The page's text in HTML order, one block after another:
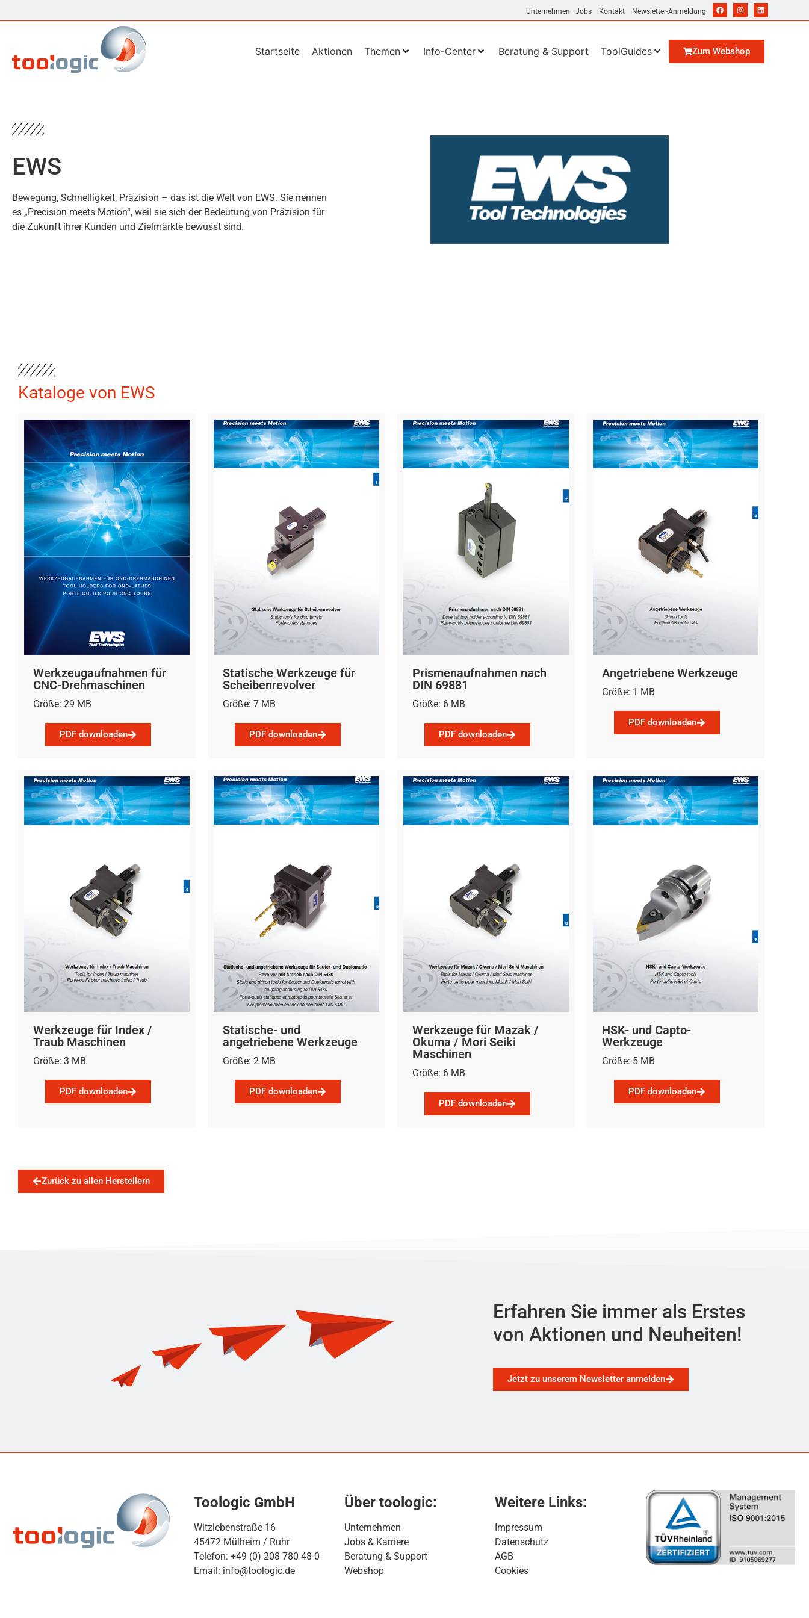
Unternehmen Jobs Kontakt Newsletter-Anmeldung
Startseite Aktionen Themen Info-Center Beratung & Support ToolGuides Zum Webshop
EWS
Bewegung, Schnelligkeit, Präzision – das ist die Welt von EWS. Sie nennen
es „Precision meets Motion“, weil sie sich der Bedeutung von Präzision für
die Zukunft ihrer Kunden und Zielmärkte bewusst sind.
Kataloge von EWS
Werkzeugaufnahmen für
CNC-Drehmaschinen
Größe: 29 MB
PDF downloaden
Statische Werkzeuge für
Scheibenrevolver
Größe: 7 MB
PDF downloaden
Prismenaufnahmen nach
DIN 69881
Größe: 6 MB
PDF downloaden
Angetriebene Werkzeuge
Größe: 1 MB
PDF downloaden
Werkzeuge für Index /
Traub Maschinen
Größe: 3 MB
PDF downloaden
Statische- und
angetriebene Werkzeuge
Größe: 2 MB
PDF downloaden
Werkzeuge für Mazak /
Okuma / Mori Seiki
Maschinen
Größe: 6 MB
PDF downloaden
HSK- und Capto-
Werkzeuge
Größe: 5 MB
PDF downloaden
Zurück zu allen Herstellern
Erfahren Sie immer als Erstes
von Aktionen und Neuheiten!
Jetzt zu unserem Newsletter anmelden
Toologic GmbH
Witzlebenstraße 16
45472 Mülheim / Ruhr
Telefon: +49 (0) 208 780 48-0
Email: info@toologic.de
Über toologic:
Unternehmen
Jobs & Karriere
Beratung & Support
Webshop
Weitere Links:
Impressum
Datenschutz
AGB
Cookies